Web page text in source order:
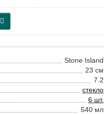
Stone Island
23 см
7.2
стекло
6 шт.
540 мл